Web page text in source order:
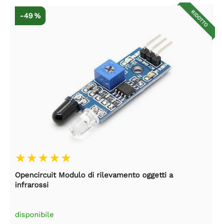
RIDOTTO
-49 %
Opencircuit Modulo di rilevamento oggetti a
infrarossi
disponibile